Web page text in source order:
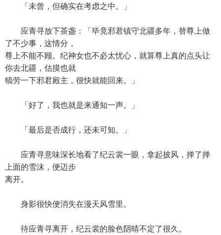
「未曾，但确实在考虑之中。」
应青寻放下茶盏：「毕竟邪君镇守北疆多年，替尊上做
了不少事，这情分，
尊上不能不顾。纪神女也不必太忧心，就算尊上真的点头让
你去北疆，估摸也就
犒劳一下邪君殿主，很快就能回来。」
「好了，我也就是来通知一声。」
「最后是否成行，还未可知。」
应青寻意味深长地看了纪云裳一眼，拿起披风，掸了掸
上面的雪沫，便迈步
离开。
身影很快便消失在漫天风雪里。
待应青寻离开，纪云裳的脸色阴晴不定了很久。